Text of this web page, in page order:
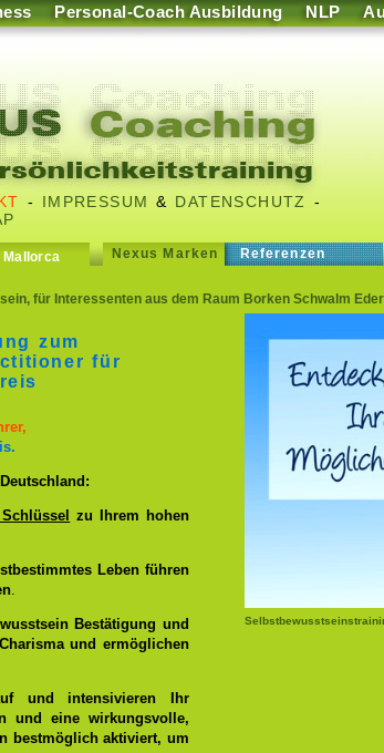
Personal-Coach Ausbildung NLP
- IMPRESSUM & DATENSCHUTZ
-
Mallorca Nexus Marken Referenzen
für Interessenten aus dem Raum Borken Schwalm
zum
für
zu Ihrem hohen
Leben führen
.
Bestätigung und
und ermöglichen
und intensivieren Ihr
und eine wirkungsvolle,
bestmöglich aktiviert, um